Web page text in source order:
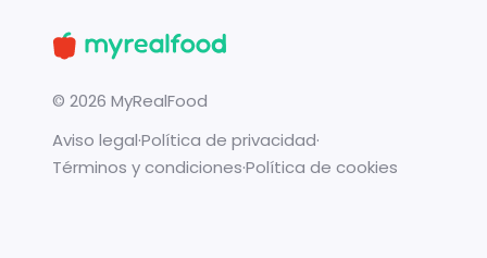
© 2026 MyRealFood
Aviso legal·Política de privacidad·
Términos y condiciones·Política de cookies